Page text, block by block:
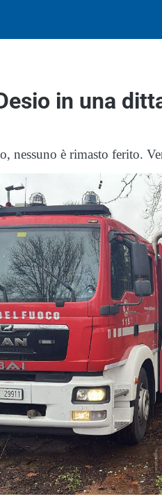
in una
nessuno è rimasto ferito.